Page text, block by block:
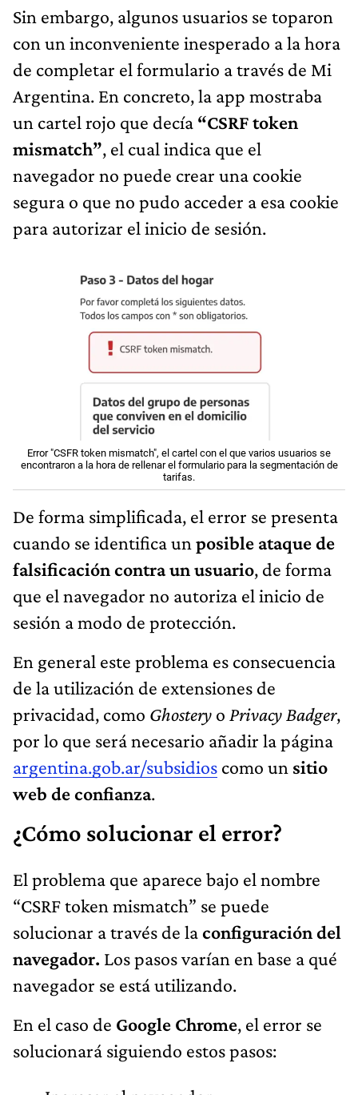
Sin embargo, algunos usuarios se toparon
con un inconveniente inesperado a la hora
de completar el formulario a través de Mi
Argentina. En concreto, la app mostraba
un cartel rojo que decía “CSRF token
mismatch”, el cual indica que el
navegador no puede crear una cookie
segura o que no pudo acceder a esa cookie
para autorizar el inicio de sesión.
Error "CSFR token mismatch", el cartel con el que varios usuarios se
encontraron a la hora de rellenar el formulario para la segmentación de
tarifas.
De forma simplificada, el error se presenta
cuando se identifica un posible ataque de
falsificación contra un usuario, de forma
que el navegador no autoriza el inicio de
sesión a modo de protección.
En general este problema es consecuencia
de la utilización de extensiones de
privacidad, como Ghostery o Privacy Badger,
por lo que será necesario añadir la página
argentina.gob.ar/subsidios como un sitio
web de confianza.
¿Cómo solucionar el error?
El problema que aparece bajo el nombre
“CSRF token mismatch” se puede
solucionar a través de laconfiguración del
navegador. Los pasos varían en base a qué
navegador se está utilizando.
En el caso de Google Chrome, el error se
solucionará siguiendo estos pasos: